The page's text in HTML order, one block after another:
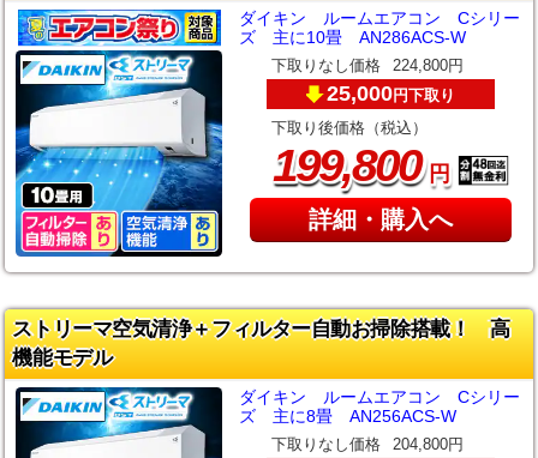
ダイキン ルームエアコン Cシリー
ズ 主に10畳 AN286ACS-W
下取りなし価格 224,800円
25,000円下取り
下取り後価格（税込）
199,800円
詳細・購入へ
ストリーマ空気清浄＋フィルター自動お掃除搭載！ 高
機能モデル
ダイキン ルームエアコン Cシリー
ズ 主に8畳 AN256ACS-W
下取りなし価格 204,800円